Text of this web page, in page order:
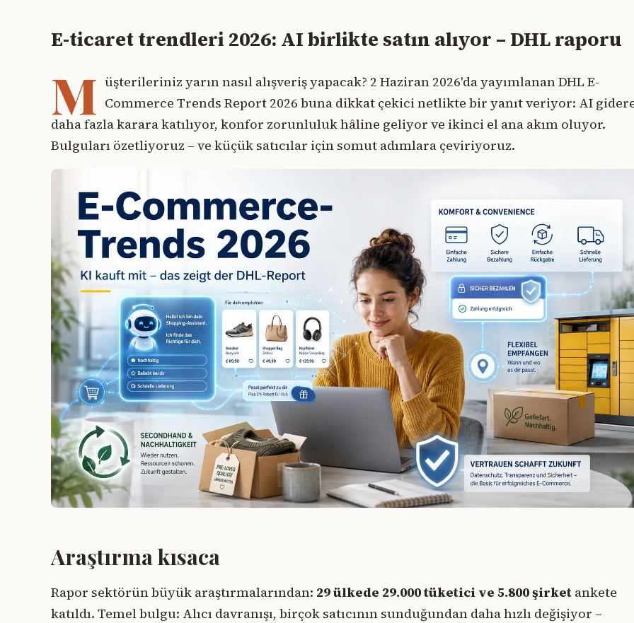
E-ticaret trendleri 2026: AI birlikte satın alıyor – DHL raporu
M üşterileriniz yarın nasıl alışveriş yapacak? 2 Haziran 2026'da yayımlanan DHL E-
Commerce Trends Report 2026 buna dikkat çekici netlikte bir yanıt veriyor: AI
daha fazla karara katılıyor, konfor zorunluluk hâline geliyor ve ikinci el ana akım oluyor.
Bulguları özetliyoruz – ve küçük satıcılar için somut adımlara çeviriyoruz.
Araştırma kısaca
Rapor sektörün büyük araştırmalarından: 29 ülkede 29.000 tüketici ve 5.800 şirket ankete
katıldı. Temel bulgu: Alıcı davranışı, birçok satıcının sunduğundan daha hızlı değişiyor –